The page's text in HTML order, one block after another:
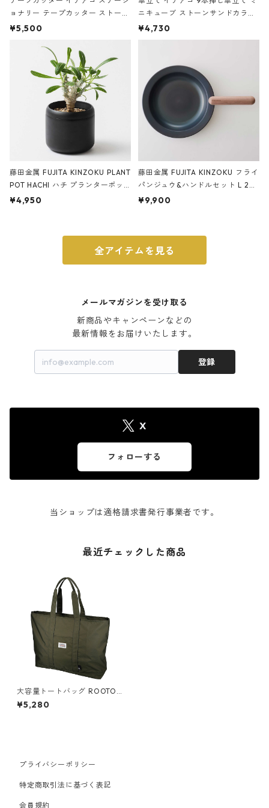
ョナリー テープカッター ストーン
サンドカラー 石調 ideaco Station
¥5,500
ニキューブ ストーンサンドカラー
石調 ideaco Umbrella Stand CUB
E ストーンサンドブラック
¥4,730
藤田金属 FUJITA KINZOKU PLANT
POT HACHI ハチ プランターポッ
ト 3号 ブラック
¥4,950
藤田金属 FUJITA KINZOKU フライ
パンジュウ&ハンドルセット L 24c
m ガス火・IH対応 鉄フライパン
¥9,900
全アイテムを見る
メールマガジンを受け取る
新商品やキャンペーンなどの
最新情報をお届けいたします。
登録
X
フォローする
当ショップは適格請求書発行事業者です。
最近チェックした商品
大容量トートバッグ ROOTOT
E ルートート グランデ.パッカ
ブル オリーブ
¥5,280
プライバシーポリシー
特定商取引法に基づく表記
会員規約